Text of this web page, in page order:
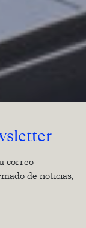
correo
de noticias,